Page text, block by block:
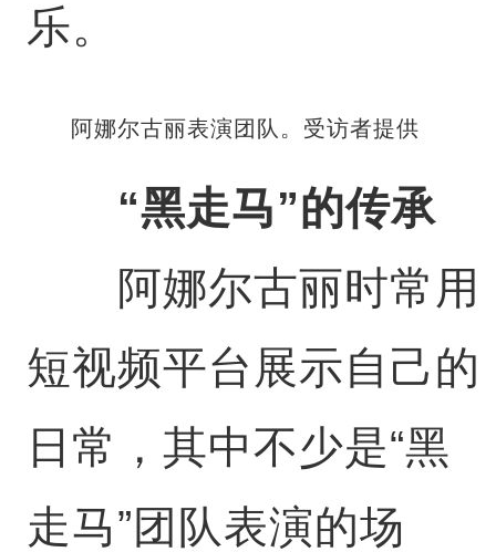
乐。
阿娜尔古丽表演团队。受访者提供
“黑走马”的传承
阿娜尔古丽时常用
短视频平台展示自己的
日常，其中不少是“黑
走马”团队表演的场